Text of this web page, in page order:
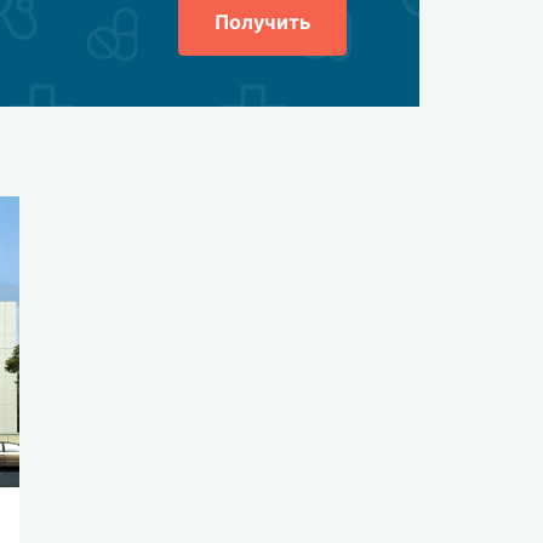
назначаются реабилитационные программы
Получить